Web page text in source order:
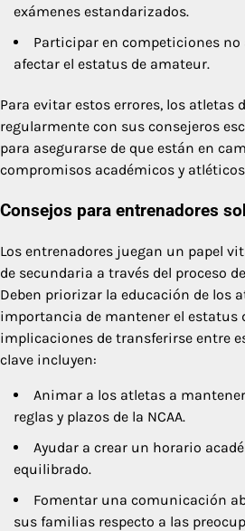
exámenes estandarizados.
Participar en competiciones no
afectar el estatus de amateur.
Para evitar estos errores, los atletas
regularmente con sus consejeros
para asegurarse de que están en
compromisos académicos y
Consejos para entrenadores
Los entrenadores juegan un papel
de secundaria a través del proceso
Deben priorizar la educación de los
importancia de mantener el estatus
implicaciones de transferirse entre
clave incluyen:
Animar a los atletas a
reglas y plazos de la NCAA.
Ayudar a crear un horario
equilibrado.
Fomentar una comunicación
sus familias respecto a las